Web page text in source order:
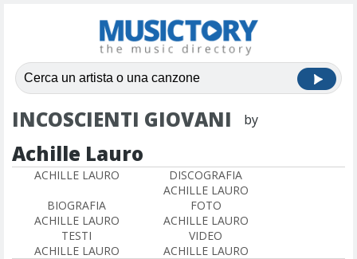
INCOSCIENTI GIOVANI by
Achille Lauro
ACHILLE LAURO
DISCOGRAFIA
ACHILLE LAURO
BIOGRAFIA
ACHILLE LAURO
FOTO
ACHILLE LAURO
TESTI
ACHILLE LAURO
VIDEO
ACHILLE LAURO